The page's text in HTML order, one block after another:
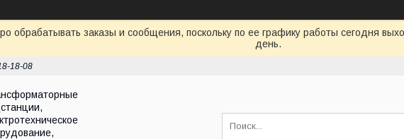
обрабатывать заказы и сообщения, поскольку по ее графику работы сегодня
день.
18-08